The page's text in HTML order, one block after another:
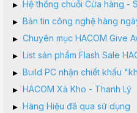
▸ Hệ thống chuỗi Cửa hàng -
▸ Bản tin công nghệ hàng
▸ Chuyên mục HACOM Give
▸ List sản phẩm Flash Sale
▸ Build PC nhận chiết khấu
▸ HACOM Xả Kho - Thanh Lý
▸ Hàng Hiệu đã qua sử dụng